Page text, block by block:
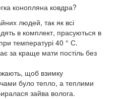
конопляна ковдра?
людей, так як всі
в комплект, прасуються в
температурі 40 ° С.
за краще мати постіль без
щоб взимку
було тепло, а теплими
зайва волога.